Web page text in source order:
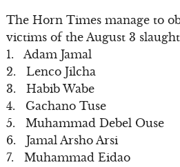
The Horn Times manage to
victims of the August 3
1. Adam Jamal
2. Lenco Jilcha
3. Habib Wabe
4. Gachano Tuse
5. Muhammad Debel Ouse
6. Jamal Arsho Arsi
7. Muhammad Eidao